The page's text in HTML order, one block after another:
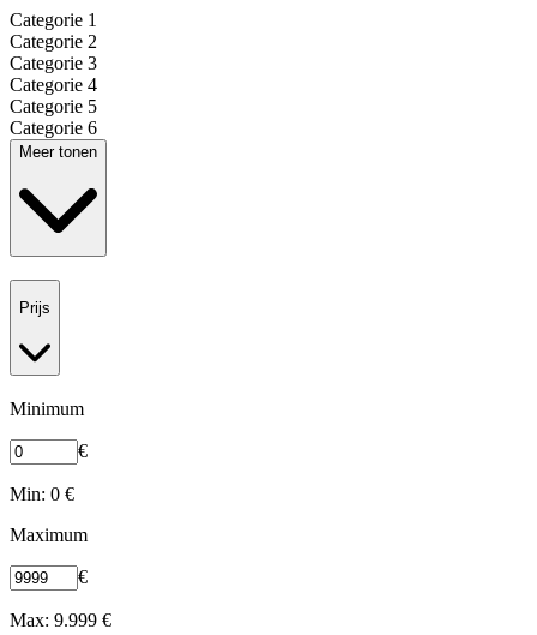
Categorie 1
Categorie 2
Categorie 3
Categorie 4
Categorie 5
Categorie 6
Meer tonen
Prijs
Minimum
€
Min: 0 €
Maximum
€
Max: 9.999 €